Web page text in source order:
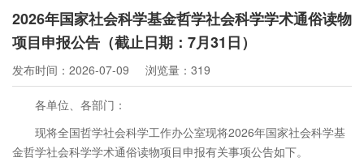
2026年国家社会科学基金哲学社会科学学术通俗读物
项目申报公告（截止日期：7月31日）
发布时间：2026-07-09 浏览量：319
各单位、各部门：
现将全国哲学社会科学工作办公室现将2026年国家社会科学基
金哲学社会科学学术通俗读物项目申报有关事项公告如下。